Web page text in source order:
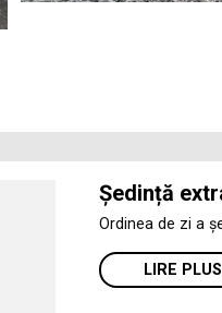
Ședință
Ordinea de zi a
LIRE PLUS